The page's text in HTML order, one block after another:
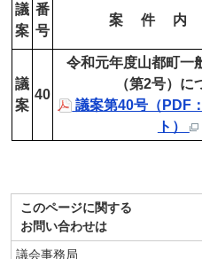
議
案
番
号
案 件
議
案
40
令和元年度山都町一
（第2号）に
議案第40号（PDF
ト）
このページに関する
お問い合わせは
議会事務局